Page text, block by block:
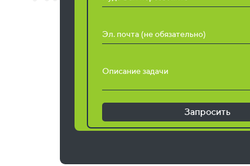
Эл. почта (не обязательно)
Описание задачи
Запросить